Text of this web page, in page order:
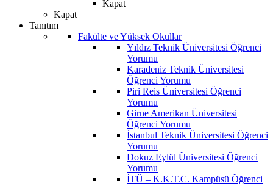
Kapat
Kapat
Tanıtım
Fakülte ve Yüksek Okullar
Yıldız Teknik Üniversitesi Öğrenci
Yorumu
Karadeniz Teknik Üniversitesi
Öğrenci Yorumu
Piri Reis Üniversitesi Öğrenci
Yorumu
Girne Amerikan Üniversitesi
Öğrenci Yorumu
İstanbul Teknik Üniversitesi Öğrenci
Yorumu
Dokuz Eylül Üniversitesi Öğrenci
Yorumu
İTÜ – K.K.T.C. Kampüsü Öğrenci